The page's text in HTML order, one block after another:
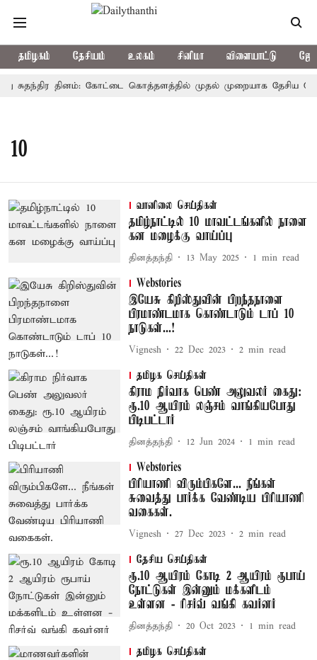
தமிழகம் தேசியம் உலகம் சினிமா விளையாட்டு
சுதந்திர தினம்: கோட்டை கொத்தளத்தில் முதல் முறையாக தேசிய
10
வானிலை செய்திகள்
தமிழ்நாட்டில் 10 மாவட்டங்களில் நாளை
கன மழைக்கு வாய்ப்பு
தினத்தந்தி 13 May 2025 1 min read
Webstories
இயேசு கிறிஸ்துவின் பிறந்தநாளை
பிரமாண்டமாக கொண்டாடும் டாப் 10
நாடுகள்...!
Vignesh 22 Dec 2023 2 min read
தமிழக செய்திகள்
கிராம நிர்வாக பெண் அலுவலர் கைது:
ரூ.10 ஆயிரம் லஞ்சம் வாங்கியபோது
பிடிபட்டார்
தினத்தந்தி 12 Jun 2024 1 min read
Webstories
பிரியாணி விரும்பிகளே... நீங்கள்
சுவைத்து பார்க்க வேண்டிய பிரியாணி
வகைகள்.
Vignesh 27 Dec 2023 2 min read
தேசிய செய்திகள்
ரூ.10 ஆயிரம் கோடி 2 ஆயிரம் ரூபாய்
நோட்டுகள் இன்னும் மக்களிடம்
உள்ளன - ரிசர்வ் வங்கி கவர்னர்
தினத்தந்தி 20 Oct 2023 1 min read
தமிழக செய்திகள்